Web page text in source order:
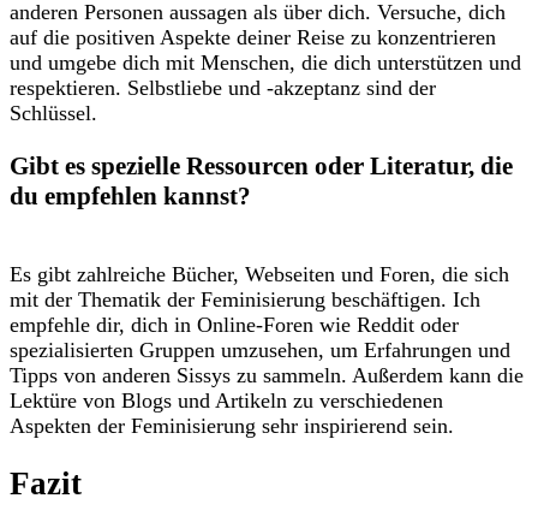
anderen Personen aussagen ‍als über dich.⁤ Versuche, dich
auf ‍die positiven Aspekte deiner‌ Reise zu konzentrieren
und umgebe ‍dich mit Menschen, die dich ⁣unterstützen und
respektieren. Selbstliebe und -akzeptanz sind der
Schlüssel.
Gibt es spezielle Ressourcen oder Literatur,​ die
du empfehlen ⁢kannst?
Es gibt ​zahlreiche Bücher, Webseiten und Foren,⁢ die sich
mit der Thematik der‍ Feminisierung⁣ beschäftigen. ⁢Ich
empfehle dir, dich in Online-Foren wie Reddit oder
‍spezialisierten Gruppen umzusehen, um ‌Erfahrungen und
Tipps von anderen Sissys zu sammeln. Außerdem kann die
Lektüre von Blogs und Artikeln zu ​verschiedenen
Aspekten der Feminisierung ⁣sehr inspirierend sein. ‌
Fazit